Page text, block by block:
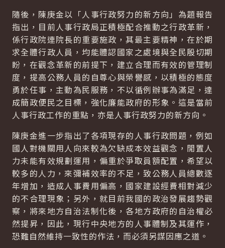
隨後，陳庚金以「人事行政努力的新方向」為題報告
指出，目前人事行政局正積極配合推動之行政革新，
係行政院連院長的重要施政，其最主要精神，在於期
求全體行政人員，均能體認國家之處境與全民殷切期
盼，在觀念革新的前提下，建立合理而有效的管理制
度，提高公務人員的自尊心與榮譽感，以積極的態度
勇於任事，主動為民服務，不以循例辦事為滿足，達
成簡政便民之目標，強化廉能政府的形象。這是當前
人事行政工作的重點，亦是人事行政努力的新方向。
陳庚金進一步指出了各項現存的人事行政問題，例如
國人對機關用人向來較為欠缺成本效益觀念，閒置人
力未能有效規劃運用，偏重於爭取員額配置，希望以
較多的人力，來彌補效率的不足，致公務人員總數逐
年增加，造成人事費用偏高，國家建設經費相對減少
的不合理現象；另外，就目前我國的政治發展趨勢觀
察，將來地方自治法制化後，各地方政府的自治權必
然提昇，因此，現行中央地方的人事體制及其運作，
恐難自然維持一致性的作法，而必須另謀因應之道。